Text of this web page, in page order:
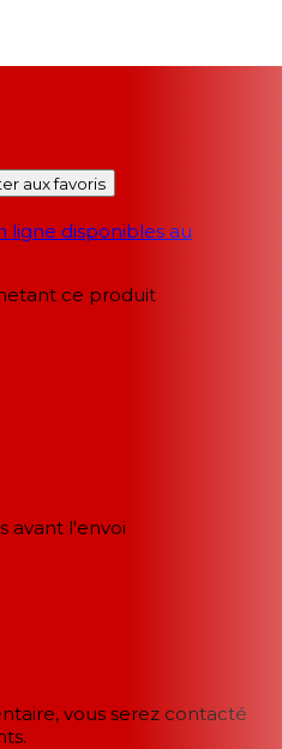
aux favoris
ligne disponibles au
ce produit
avant l'envoi
vous serez contacté